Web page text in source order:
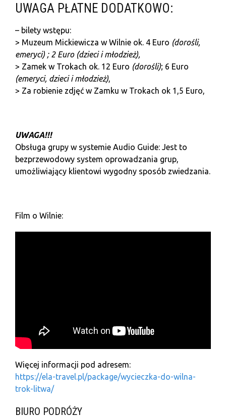
UWAGA PŁATNE DODATKOWO:
– bilety wstępu:
> Muzeum Mickiewicza w Wilnie ok. 4 Euro (dorośli,
emeryci) ; 2 Euro (dzieci i młodzież),
> Zamek w Trokach ok. 12 Euro (dorośli); 6 Euro
(emeryci, dzieci i młodzież),
> Za robienie zdjęć w Zamku w Trokach ok 1,5 Euro,
UWAGA!!!
Obsługa grupy w systemie Audio Guide: Jest to
bezprzewodowy system oprowadzania grup,
umożliwiający klientowi wygodny sposób zwiedzania.
Film o Wilnie:
Więcej informacji pod adresem:
https://ela-travel.pl/package/wycieczka-do-wilna-
trok-litwa/
BIURO PODRÓŻY